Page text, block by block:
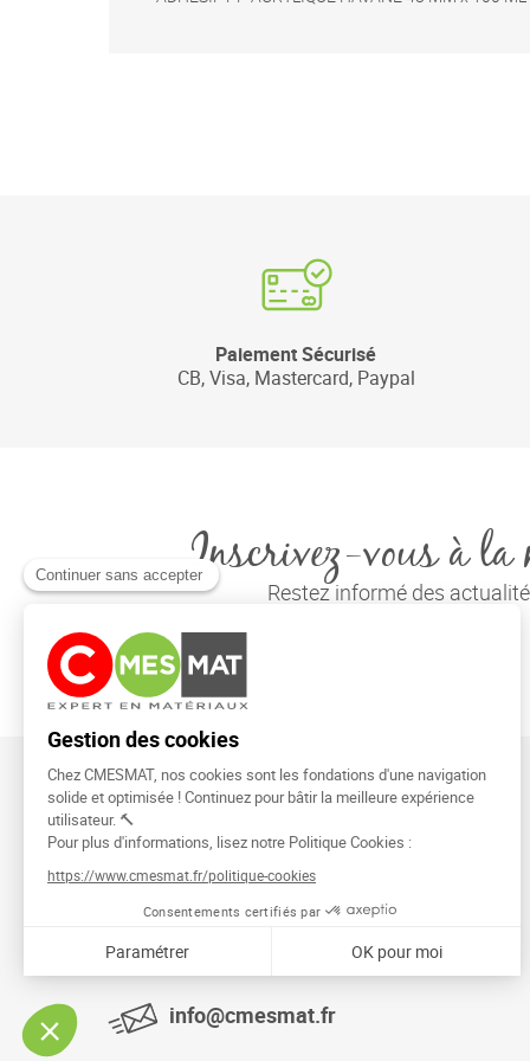
Paiement Sécurisé
CB, Visa, Mastercard, Paypal
Inscrivez-vous à la
Restez informé des
CMESMAT
91026 EVRY COURCOURONNES
info@cmesmat.fr